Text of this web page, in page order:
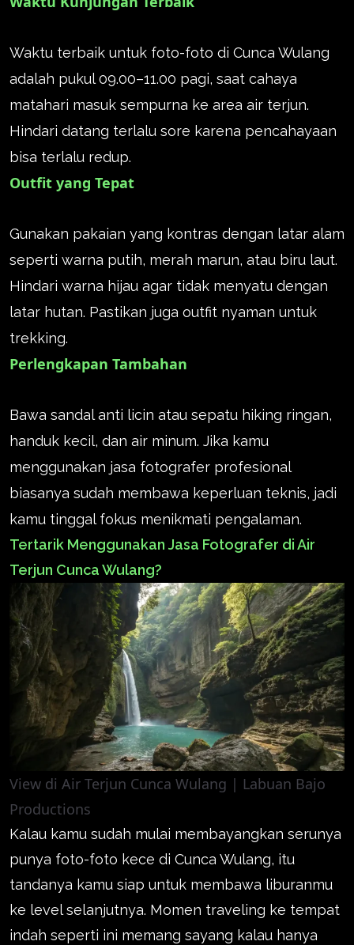
Waktu terbaik untuk foto-foto di Cunca Wulang
adalah pukul 09.00–11.00 pagi, saat cahaya
matahari masuk sempurna ke area air terjun.
Hindari datang terlalu sore karena pencahayaan
bisa terlalu redup.
Outfit yang Tepat
Gunakan pakaian yang kontras dengan latar alam
seperti warna putih, merah marun, atau biru laut.
Hindari warna hijau agar tidak menyatu dengan
latar hutan. Pastikan juga outfit nyaman untuk
trekking.
Perlengkapan Tambahan
Bawa sandal anti licin atau sepatu hiking ringan,
handuk kecil, dan air minum. Jika kamu
menggunakan jasa fotografer profesional
biasanya sudah membawa keperluan teknis, jadi
kamu tinggal fokus menikmati pengalaman.
Tertarik Menggunakan Jasa Fotografer di Air
Terjun Cunca Wulang?
View di Air Terjun Cunca Wulang | Labuan Bajo
Productions
Kalau kamu sudah mulai membayangkan serunya
punya foto-foto kece di Cunca Wulang, itu
tandanya kamu siap untuk membawa liburanmu
ke level selanjutnya. Momen traveling ke tempat
indah seperti ini memang sayang kalau hanya